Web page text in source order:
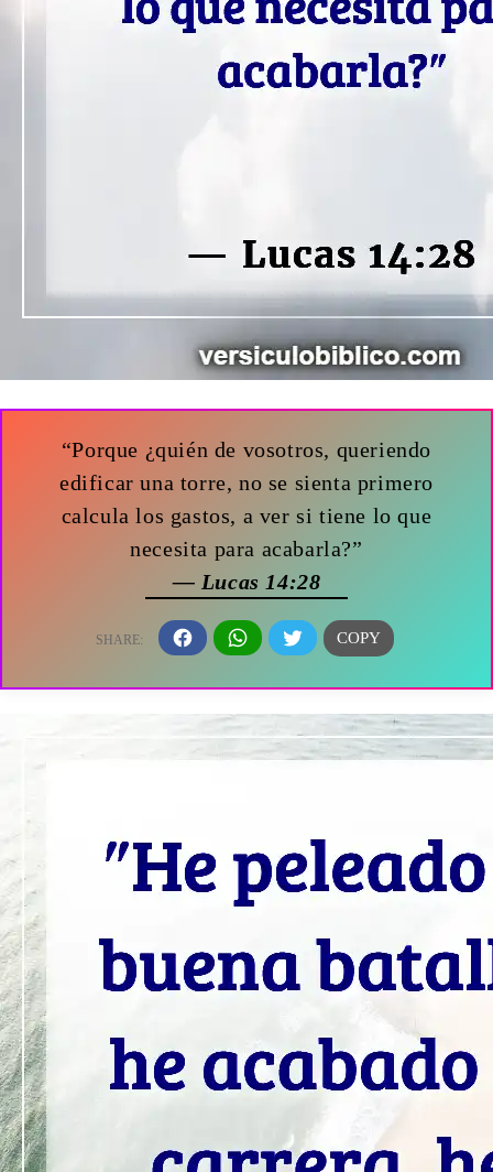
“Porque ¿quién de vosotros, queriendo
edificar una torre, no se sienta primero
calcula los gastos, a ver si tiene lo que
necesita para acabarla?”
— Lucas 14:28